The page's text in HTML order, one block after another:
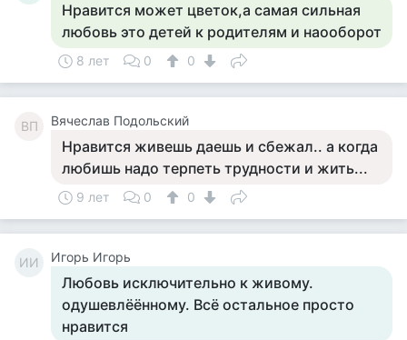
Нравится может цветок,а самая сильная
любовь это детей к родителям и наооборот
8 лет 0 0
ВП Вячеслав Подольский
Нравится живешь даешь и сбежал.. а когда
любишь надо терпеть трудности и жить...
9 лет 0 0
ИИ Игорь Игорь
Любовь исключительно к живому.
одушевлёённому. Всё остальное просто
нравится